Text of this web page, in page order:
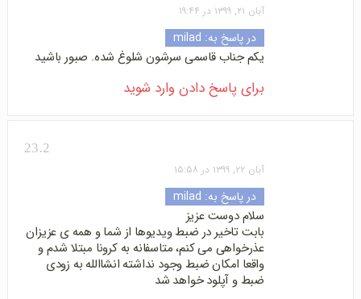
آبان ۲۱, ۱۳۹۹ در ۱۹:۴۴
در پاسخ به: milad
یکم جناب قاسمی سرشون شلوغ شده. صبور باشید
برای پاسخ دادن وارد شوید
23.2
آبان ۲۲, ۱۳۹۹ در ۱۵:۵۸
در پاسخ به: milad
سلام دوست عزیز
بابت تاخیر در ضبط ویدیوها از شما و همه ی عزیزان
عذرخواهی می کنم، متاسفانه به کرونا مبتلا شدم و
واقعا امکان ضبط وجود نداشته انشاالله به زودی
ضبط و آپلود خواهد شد